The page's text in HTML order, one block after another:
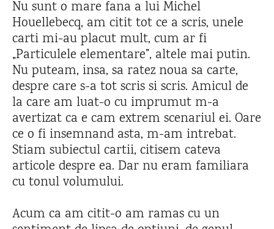
Nu sunt o mare fana a lui Michel
Houellebecq, am citit tot ce a scris, unele
carti mi-au placut mult, cum ar fi
„Particulele elementare”, altele mai putin.
Nu puteam, insa, sa ratez noua sa carte,
despre care s-a tot scris si scris. Amicul de
la care am luat-o cu imprumut m-a
avertizat ca e cam extrem scenariul ei. Oare
ce o fi insemnand asta, m-am intrebat.
Stiam subiectul cartii, citisem cateva
articole despre ea. Dar nu eram familiara
cu tonul volumului.
Acum ca am citit-o am ramas cu un